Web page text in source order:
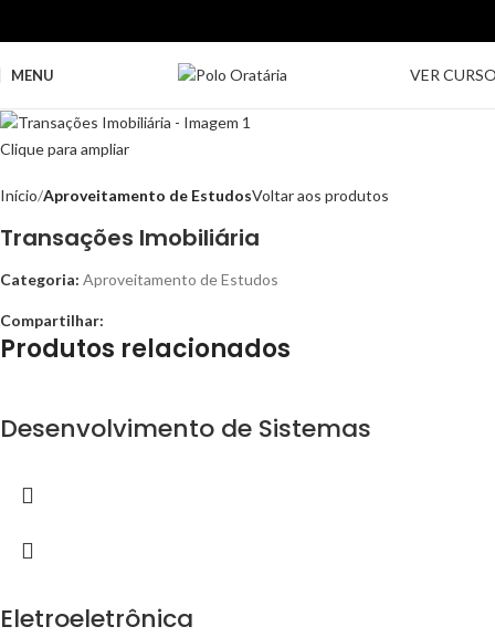
MENU VER
Clique para ampliar
Início Aproveitamento de EstudosVoltar aos produtos
Transações Imobiliária
Categoria: Aproveitamento de Estudos
Compartilhar:
Produtos relacionados
Desenvolvimento de Sistemas
Eletroeletrônica